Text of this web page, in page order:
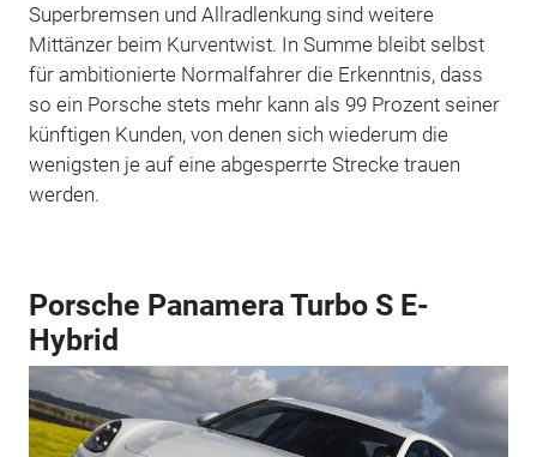
Superbremsen und Allradlenkung sind weitere
Mittänzer beim Kurventwist. In Summe bleibt selbst
für ambitionierte Normalfahrer die Erkenntnis, dass
so ein Porsche stets mehr kann als 99 Prozent seiner
künftigen Kunden, von denen sich wiederum die
wenigsten je auf eine abgesperrte Strecke trauen
werden.
Porsche Panamera Turbo S E-
Hybrid